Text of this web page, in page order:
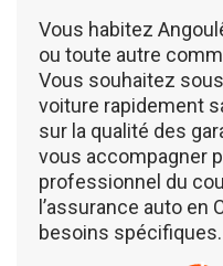
Vous habitez
ou toute autre
Vous souhaitez
voiture rapidement
sur la qualité des
vous accompagner
professionnel du
l’assurance auto en
besoins spécifiques.